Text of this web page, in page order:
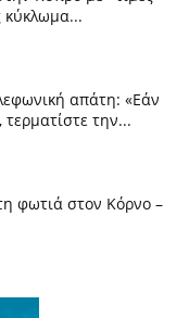
κύκλωμα...
απάτη: «Εάν
τερματίστε την...
φωτιά στον Κόρνο –